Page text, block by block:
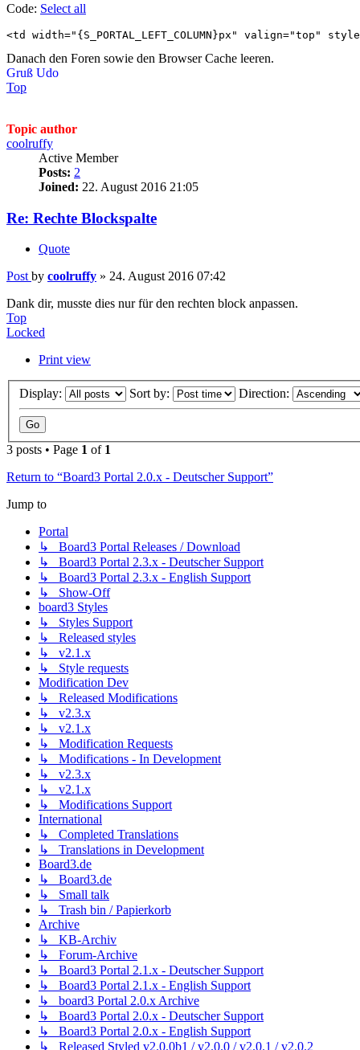
Code: Select all
<td width="{S_PORTAL_LEFT_COLUMN}px" valign="top"
Danach den Foren sowie den Browser Cache leeren.
Gruß Udo
Top
Topic author
coolruffy
Active Member
Posts: 2
Joined: 22. August 2016 21:05
Re: Rechte Blockspalte
Quote
Post by coolruffy » 24. August 2016 07:42
Dank dir, musste dies nur für den rechten block anpassen.
Top
Locked
Print view
Display: Sort by: Direction:
3 posts • Page 1 of 1
Return to “Board3 Portal 2.0.x - Deutscher Support”
Jump to
Portal
↳ Board3 Portal Releases / Download
↳ Board3 Portal 2.3.x - Deutscher Support
↳ Board3 Portal 2.3.x - English Support
↳ Show-Off
board3 Styles
↳ Styles Support
↳ Released styles
↳ v2.1.x
↳ Style requests
Modification Dev
↳ Released Modifications
↳ v2.3.x
↳ v2.1.x
↳ Modification Requests
↳ Modifications - In Development
↳ v2.3.x
↳ v2.1.x
↳ Modifications Support
International
↳ Completed Translations
↳ Translations in Development
Board3.de
↳ Board3.de
↳ Small talk
↳ Trash bin / Papierkorb
Archive
↳ KB-Archiv
↳ Forum-Archive
↳ Board3 Portal 2.1.x - Deutscher Support
↳ Board3 Portal 2.1.x - English Support
↳ board3 Portal 2.0.x Archive
↳ Board3 Portal 2.0.x - Deutscher Support
↳ Board3 Portal 2.0.x - English Support
↳ Released Styled v2.0.0b1 / v2.0.0 / v2.0.1 / v2.0.2